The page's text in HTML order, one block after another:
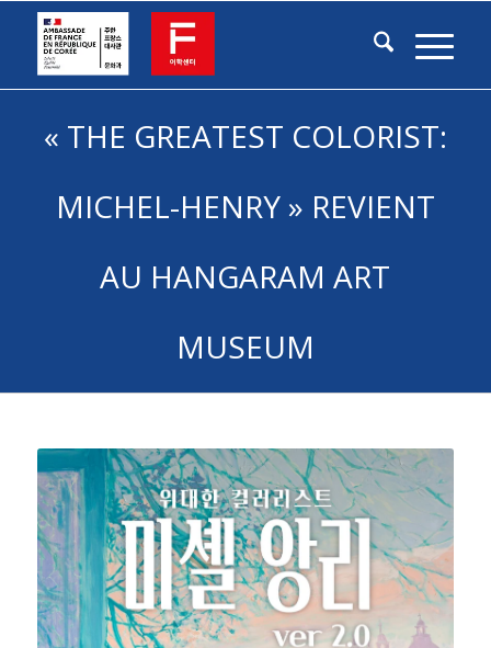
« THE GREATEST COLORIST:
MICHEL-HENRY » REVIENT
AU HANGARAM ART
MUSEUM